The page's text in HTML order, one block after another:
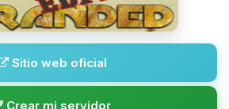
Sitio web oficial
Crear mi servidor